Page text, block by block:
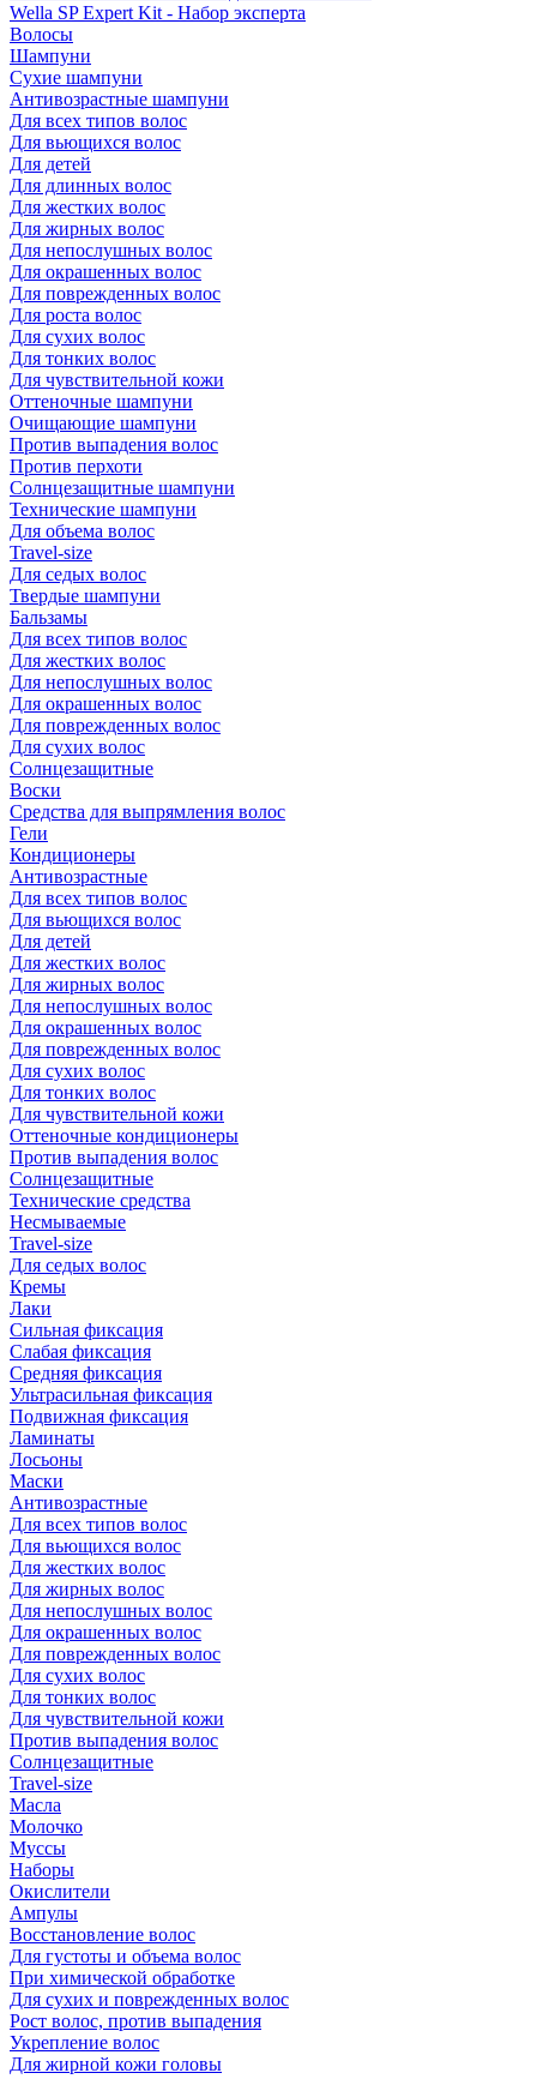
Wella SP Expert Kit - Набор эксперта
Волосы
Шампуни
Сухие шампуни
Антивозрастные шампуни
Для всех типов волос
Для вьющихся волос
Для детей
Для длинных волос
Для жестких волос
Для жирных волос
Для непослушных волос
Для окрашенных волос
Для поврежденных волос
Для роста волос
Для сухих волос
Для тонких волос
Для чувствительной кожи
Оттеночные шампуни
Очищающие шампуни
Против выпадения волос
Против перхоти
Солнцезащитные шампуни
Технические шампуни
Для объема волос
Travel-size
Для седых волос
Твердые шампуни
Бальзамы
Для всех типов волос
Для жестких волос
Для непослушных волос
Для окрашенных волос
Для поврежденных волос
Для сухих волос
Солнцезащитные
Воски
Средства для выпрямления волос
Гели
Кондиционеры
Антивозрастные
Для всех типов волос
Для вьющихся волос
Для детей
Для жестких волос
Для жирных волос
Для непослушных волос
Для окрашенных волос
Для поврежденных волос
Для сухих волос
Для тонких волос
Для чувствительной кожи
Оттеночные кондиционеры
Против выпадения волос
Солнцезащитные
Технические средства
Несмываемые
Travel-size
Для седых волос
Кремы
Лаки
Сильная фиксация
Слабая фиксация
Средняя фиксация
Ультрасильная фиксация
Подвижная фиксация
Ламинаты
Лосьоны
Маски
Антивозрастные
Для всех типов волос
Для вьющихся волос
Для жестких волос
Для жирных волос
Для непослушных волос
Для окрашенных волос
Для поврежденных волос
Для сухих волос
Для тонких волос
Для чувствительной кожи
Против выпадения волос
Солнцезащитные
Travel-size
Масла
Молочко
Муссы
Наборы
Окислители
Ампулы
Восстановление волос
Для густоты и объема волос
При химической обработке
Для сухих и поврежденных волос
Рост волос, против выпадения
Укрепление волос
Для жирной кожи головы